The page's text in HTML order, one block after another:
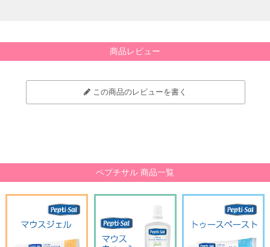
商品レビュー
この商品のレビューを書く
ペプチサル 商品一覧